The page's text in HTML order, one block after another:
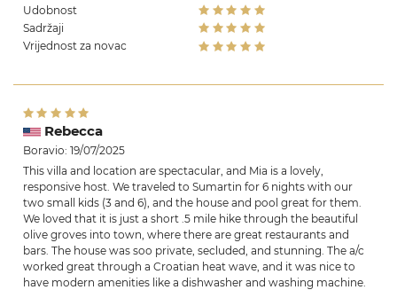
Udobnost
Sadržaji
Vrijednost za novac
Rebecca
Boravio: 19/07/2025
This villa and location are spectacular, and Mia is a lovely,
responsive host. We traveled to Sumartin for 6 nights with our
two small kids (3 and 6), and the house and pool great for them.
We loved that it is just a short .5 mile hike through the beautiful
olive groves into town, where there are great restaurants and
bars. The house was soo private, secluded, and stunning. The a/c
worked great through a Croatian heat wave, and it was nice to
have modern amenities like a dishwasher and washing machine.